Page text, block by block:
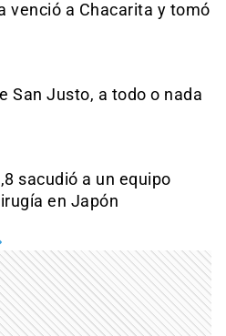
venció a Chacarita y tomó
San Justo, a todo o nada
sacudió a un equipo
en Japón